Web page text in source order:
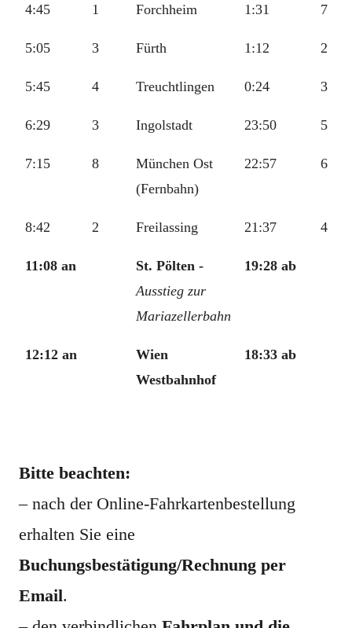
4:45 1 Forchheim 1:31 7
5:05 3 Fürth 1:12 2
5:45 4 Treuchtlingen 0:24 3
6:29 3 Ingolstadt 23:50 5
7:15 8
München Ost
(Fernbahn)
22:57 6
8:42 2 Freilassing 21:37 4
11:08 an
St. Pölten -
Ausstieg zur
Mariazellerbahn
19:28 ab
12:12 an
Wien
Westbahnhof
18:33 ab
Bitte beachten:
– nach der Online-Fahrkartenbestellung
erhalten Sie eine
Buchungsbestätigung/Rechnung per
Email.